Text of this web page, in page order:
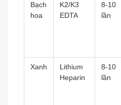
Bạch
hoa
K2/K3
EDTA
8-10
lần
Xanh
Lithium
Heparin
8-10
lần